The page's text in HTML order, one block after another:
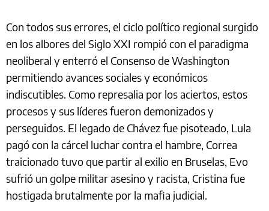
Con todos sus errores, el ciclo político regional surgido
en los albores del Siglo XXI rompió con el paradigma
neoliberal y enterró el Consenso de Washington
permitiendo avances sociales y económicos
indiscutibles. Como represalia por los aciertos, estos
procesos y sus líderes fueron demonizados y
perseguidos. El legado de Chávez fue pisoteado, Lula
pagó con la cárcel luchar contra el hambre, Correa
traicionado tuvo que partir al exilio en Bruselas, Evo
sufrió un golpe militar asesino y racista, Cristina fue
hostigada brutalmente por la mafia judicial.